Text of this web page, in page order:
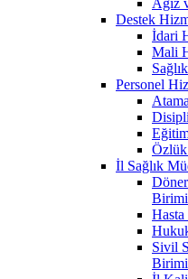
Destek
İdari
Mali
Personel
İl Sağlık
Birimi
Sivil
Birimi